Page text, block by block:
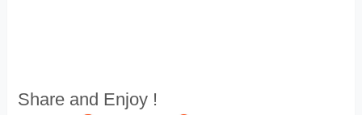
Share and Enjoy !